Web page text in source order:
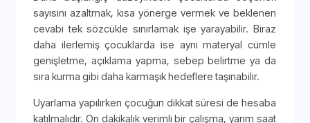
sayısını azaltmak, kısa yönerge vermek ve beklenen
cevabı tek sözcükle sınırlamak işe yarayabilir. Biraz
daha ilerlemiş çocuklarda ise aynı materyal cümle
genişletme, açıklama yapma, sebep belirtme ya da
sıra kurma gibi daha karmaşık hedeflere taşınabilir.
Uyarlama yapılırken çocuğun dikkat süresi de hesaba
katılmalıdır. On dakikalık verimli bir çalışma, yarım saat